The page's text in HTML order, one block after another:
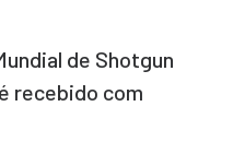
de Shotgun
recebido com